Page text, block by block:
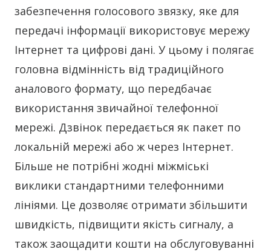
забезпечення голосового звязку, яке для
передачі інформації використовує мережу
Інтернет та цифрові дані. У цьому і полягає
головна відмінність від традиційного
аналового формату, що передбачає
використання звичайної телефонної
мережі. Дзвінок передається як пакет по
локальній мережі або ж через Інтернет.
Більше не потрібні жодні міжміські
виклики стандартними телефонними
лініями. Це дозволяє отримати збільшити
швидкість, підвищити якість сигналу, а
також заощадити кошти на обслуговуванні